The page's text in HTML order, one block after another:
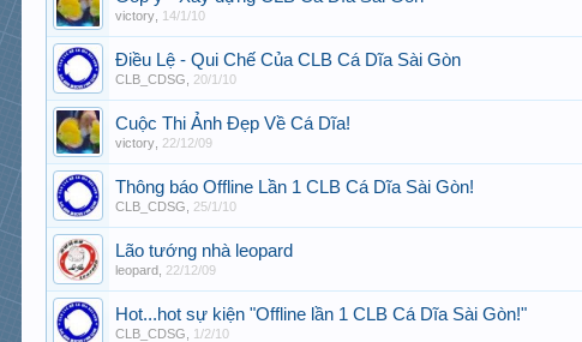
victory 14/1/10
Điều Lệ - Qui Chế Của CLB Cá Dĩa Sài Gòn
CLB_CDSG 20/1/10
Cuộc Thi Ảnh Đẹp Về Cá Dĩa!
victory 22/12/09
Thông báo Offline Lần 1 CLB Cá Dĩa Sài Gòn!
CLB_CDSG 25/1/10
Lão tướng nhà leopard
leopard 22/12/09
Hot...hot sự kiện "Offline lần 1 CLB Cá Dĩa Sài Gòn!"
CLB_CDSG 1/2/10